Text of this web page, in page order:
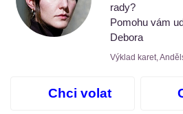
rady?
Pomohu vám
Debora
Výklad karet,
Chci volat